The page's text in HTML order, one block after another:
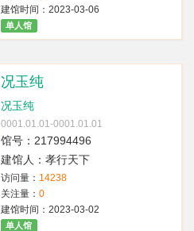
建馆时间：2023-03-06
单人馆
况玉纯
况玉纯
0001.01.01-0001.01.01
馆号：217994496
建馆人：孝行天下
访问量： 14238
关注量： 0
建馆时间：2023-03-02
单人馆